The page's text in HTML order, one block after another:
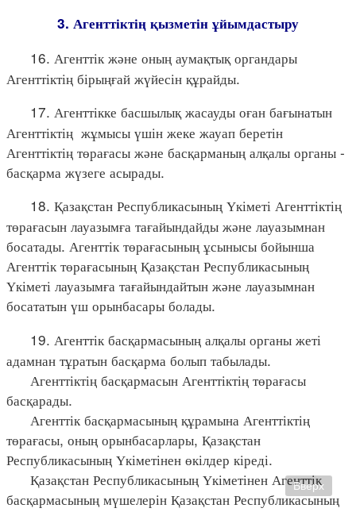
3. Агенттіктің қызметін ұйымдастыру
16. Агенттік және оның аумақтық органдары
Агенттіктің бірыңғай жүйесін құрайды.
17. Агенттікке басшылық жасауды оған бағынатын
Агенттіктің жұмысы үшін жеке жауап беретін
Агенттіктің төрағасы және басқарманың алқалы органы -
басқарма жүзеге асырады.
18. Қазақстан Республикасының Үкіметі Агенттіктің
төрағасын лауазымға тағайындайды және лауазымнан
босатады. Агенттік төрағасының ұсынысы бойынша
Агенттік төрағасының Қазақстан Республикасының
Үкіметі лауазымға тағайындайтын және лауазымнан
босататын үш орынбасары болады.
19. Агенттік басқармасының алқалы органы жеті
адамнан тұратын басқарма болып табылады.
Агенттіктің басқармасын Агенттіктің төрағасы
басқарады.
Агенттік басқармасының құрамына Агенттіктің
төрағасы, оның орынбасарлары, Қазақстан
Республикасының Үкіметінен өкілдер кіреді.
Қазақстан Республикасының Үкіметінен Агенттік
басқармасының мүшелерін Қазақстан Республикасының
Вверх